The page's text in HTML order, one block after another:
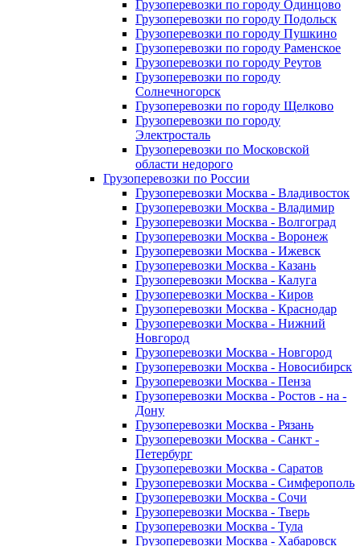
Грузоперевозки по городу Одинцово
Грузоперевозки по городу Подольск
Грузоперевозки по городу Пушкино
Грузоперевозки по городу Раменское
Грузоперевозки по городу Реутов
Грузоперевозки по городу
Солнечногорск
Грузоперевозки по городу Щелково
Грузоперевозки по городу
Электросталь
Грузоперевозки по Московской
области недорого
Грузоперевозки по России
Грузоперевозки Москва - Владивосток
Грузоперевозки Москва - Владимир
Грузоперевозки Москва - Волгоград
Грузоперевозки Москва - Воронеж
Грузоперевозки Москва - Ижевск
Грузоперевозки Москва - Казань
Грузоперевозки Москва - Калуга
Грузоперевозки Москва - Киров
Грузоперевозки Москва - Краснодар
Грузоперевозки Москва - Нижний
Новгород
Грузоперевозки Москва - Новгород
Грузоперевозки Москва - Новосибирск
Грузоперевозки Москва - Пенза
Грузоперевозки Москва - Ростов - на -
Дону
Грузоперевозки Москва - Рязань
Грузоперевозки Москва - Санкт -
Петербург
Грузоперевозки Москва - Саратов
Грузоперевозки Москва - Симферополь
Грузоперевозки Москва - Сочи
Грузоперевозки Москва - Тверь
Грузоперевозки Москва - Тула
Грузоперевозки Москва - Хабаровск